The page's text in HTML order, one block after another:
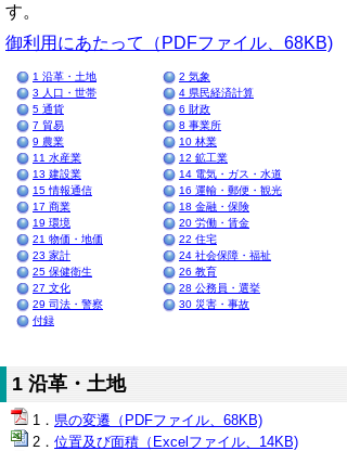
す。
御利用にあたって（PDFファイル、68KB)
1 沿革・土地
2 気象
3 人口・世帯
4 県民経済計算
5 通貨
6 財政
7 貿易
8 事業所
9 農業
10 林業
11 水産業
12 鉱工業
13 建設業
14 電気・ガス・水道
15 情報通信
16 運輸・郵便・観光
17 商業
18 金融・保険
19 環境
20 労働・賃金
21 物価・地価
22 住宅
23 家計
24 社会保障・福祉
25 保健衛生
26 教育
27 文化
28 公務員・選挙
29 司法・警察
30 災害・事故
付録
1 沿革・土地
県の変遷（PDFファイル、68KB)
位置及び面積（Excelファイル、14KB)